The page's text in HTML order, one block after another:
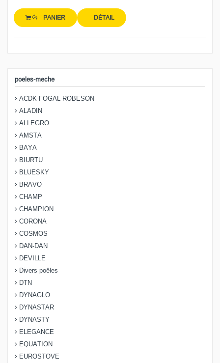
PANIER DÉTAIL
poeles-meche
ACDK-FOGAL-ROBESON
ALADIN
ALLEGRO
AMSTA
BAYA
BIURTU
BLUESKY
BRAVO
CHAMP
CHAMPION
CORONA
COSMOS
DAN-DAN
DEVILLE
Divers poêles
DTN
DYNAGLO
DYNASTAR
DYNASTY
ELEGANCE
EQUATION
EUROSTOVE